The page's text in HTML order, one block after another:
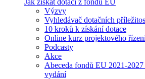
Jak získat dotaci z fondů EU
Výzvy
Vyhledávač dotačních
10 kroků k získání dotace
Online kurz projektového
Podcasty
Akce
Abeceda fondů EU 2021-
vydání